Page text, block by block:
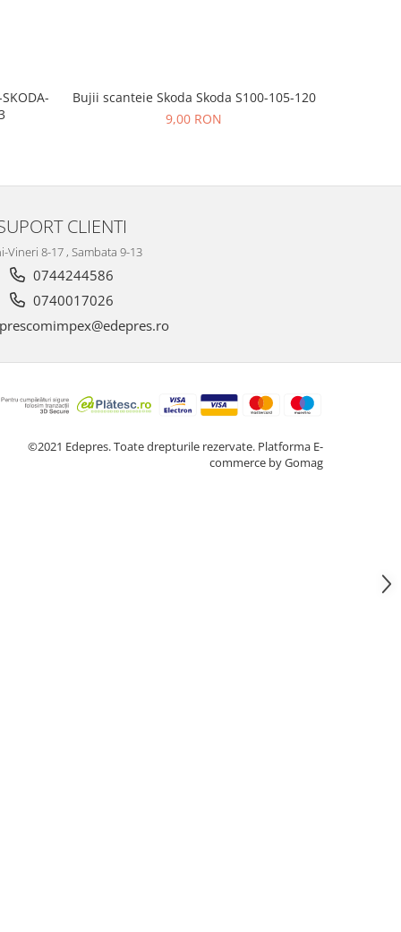
Bujii scanteie Skoda Skoda S100-105-120
9,00 RON
CLIENTI
Vineri 8-17 , Sambata 9-13
0744244586
0740017026
©2021 Edepres. Toate drepturile rezervate. Platforma E-
commerce by Gomag